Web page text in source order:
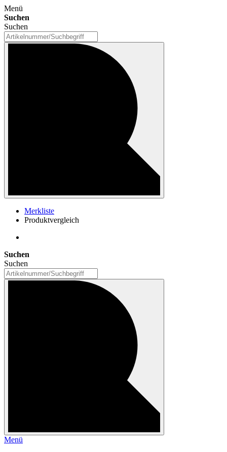
Menü
Suchen
Suchen
Merkliste
Produktvergleich
Suchen
Suchen
Menü